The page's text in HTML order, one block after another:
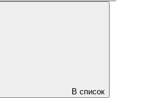
В список